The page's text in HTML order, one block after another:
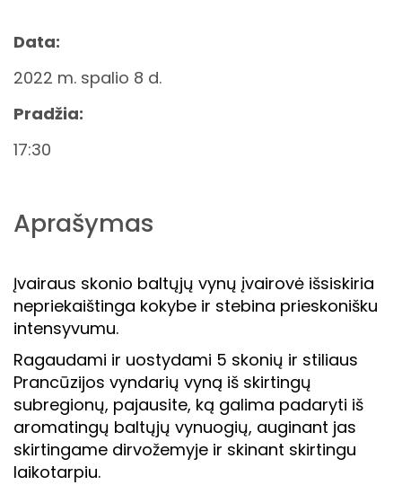
Data:
2022 m. spalio 8 d.
Pradžia:
17:30
Aprašymas
Įvairaus skonio baltųjų vynų įvairovė išsiskiria
nepriekaištinga kokybe ir stebina prieskonišku
intensyvumu.
Ragaudami ir uostydami 5 skonių ir stiliaus
Prancūzijos vyndarių vyną iš skirtingų
subregionų, pajausite, ką galima padaryti iš
aromatingų baltųjų vynuogių, auginant jas
skirtingame dirvožemyje ir skinant skirtingu
laikotarpiu.